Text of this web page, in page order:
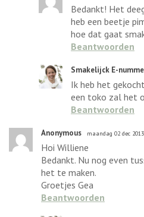
Bedankt! Het
heb een beetje
hoe dat gaat
Beantwoorden
Smakelijck E-
Ik heb het
een toko zal het
Beantwoorden
Anonymous maandag 02 dec
Hoi Williene
Bedankt. Nu nog even
het te maken.
Groetjes Gea
Beantwoorden